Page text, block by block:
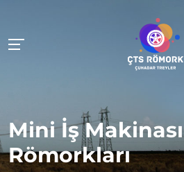
Mini İş Makinası
Römorkları